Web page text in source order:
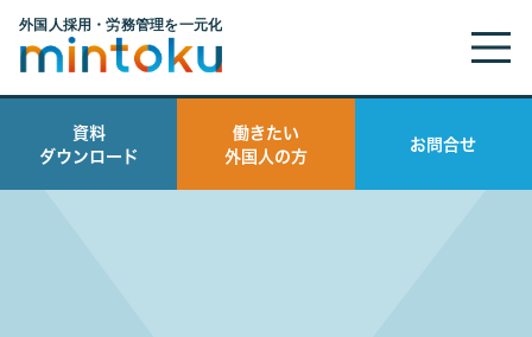
資料
ダウンロード
働きたい
外国人の方
お問合せ